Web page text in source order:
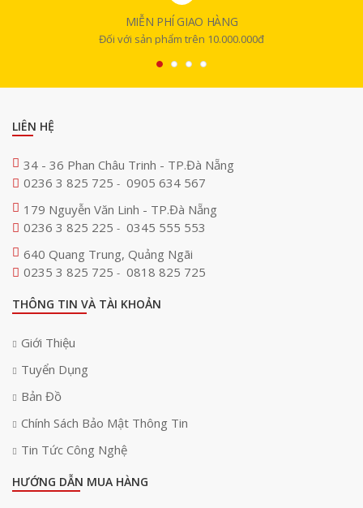
MIỄN PHÍ GIAO HÀNG
Đối với sản phẩm trên 10.000.000đ
LIÊN HỆ
34 - 36 Phan Châu Trinh - TP.Đà Nẵng
0236 3 825 725 - 0905 634 567
179 Nguyễn Văn Linh - TP.Đà Nẵng
0236 3 825 225 - 0345 555 553
640 Quang Trung, Quảng Ngãi
0235 3 825 725 - 0818 825 725
THÔNG TIN VÀ TÀI KHOẢN
Giới Thiệu
Tuyển Dụng
Bản Đồ
Chính Sách Bảo Mật Thông Tin
Tin Tức Công Nghệ
HƯỚNG DẪN MUA HÀNG